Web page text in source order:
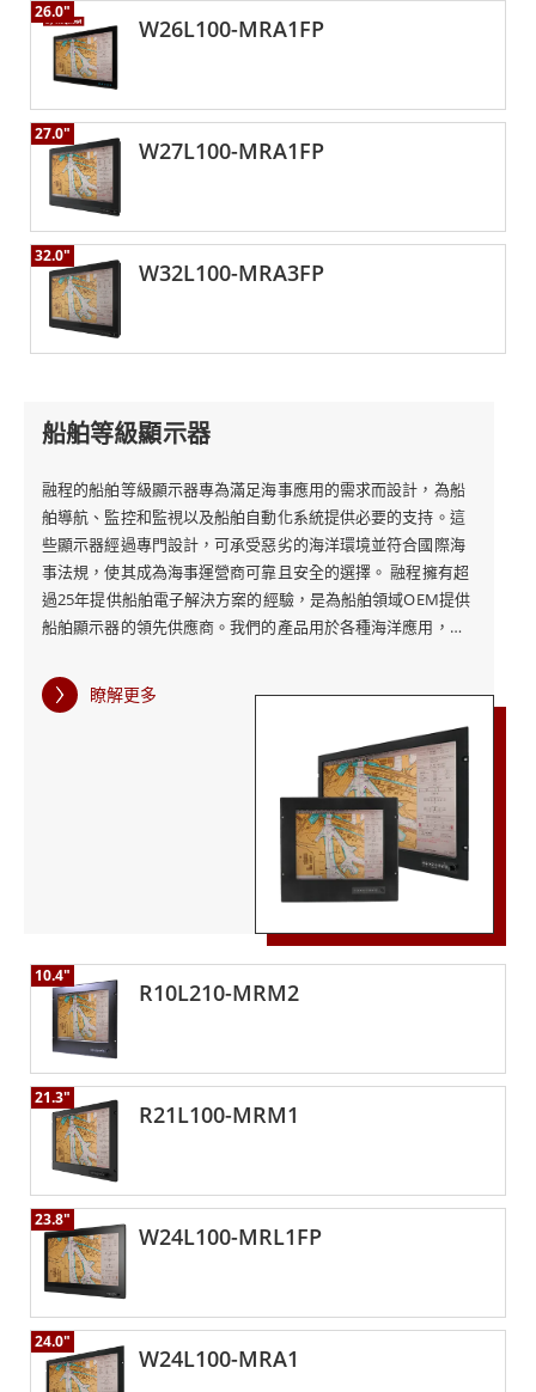
W26L100-MRA1FP
26.0"
W27L100-MRA1FP
27.0"
W32L100-MRA3FP
32.0"
船舶等級顯示器
融程的船舶等級顯示器專為滿足海事應用的需求而設計，為船
舶導航、監控和監視以及船舶自動化系統提供必要的支持。這
些顯示器經過專門設計，可承受惡劣的海洋環境並符合國際海
事法規，使其成為海事運營商可靠且安全的選擇。 融程擁有超
過25年提供船舶電子解決方案的經驗，是為船舶領域OEM提供
船舶顯示器的領先供應商。我們的產品用於各種海洋應用，包
船舶等級顯示器有多種尺寸和功能選項，例如高亮度、防眩光
和抗反射塗層，確保在所有照明條件下均具有出色的可視性。
這些顯示器還經過顏色校準，符合ECDIS標準，並具有投射電容
式多點觸控螢幕、電容式觸控鍵和9-36 V DC的寬電壓範圍電源
輸入。 船舶等級顯示器需要能夠承受極端環境，包括溫度變
化、強烈振動和暴露在水中。融程的船舶等級顯示器經過嚴格
測試，可以滿足船舶行業的需求，並且即使在惡劣條件下也能
可靠運行。 融程的船舶等級顯示器還支持從各種來源收集數
據，包括條形碼、RFID標籤以及現場照片和視頻。借助這些功
能，船舶運營商可以輕鬆收集和分析數據，做出明智的決策以
定制解決方案來滿足特定的客戶需求。我們與客戶密切合作，
了解他們的需求並開發可靠且具有成本效益的定制解決方案。
融程的船舶等級顯示器是船舶行業的絕佳選擇，具有可靠的性
能、耐用性和靈活性。憑藉我們多年的經驗和專業知識，融程
是船舶電子解決方案值得信賴的合作夥伴。
瞭解更多
R10L210-MRM2
10.4"
R21L100-MRM1
21.3"
W24L100-MRL1FP
23.8"
W24L100-MRA1
24.0"